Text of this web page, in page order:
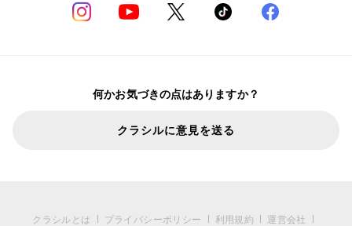
何かお気づきの点はありますか？
クラシルに意見を送る
クラシルとは プライバシーポリシー 利用規約
運営会社